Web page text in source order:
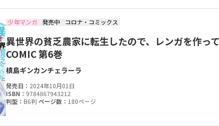
少年マンガ 発売中 コロナ・コミックス
異世界の貧乏農家に転生したので、レンガを作っ
COMIC 第6巻
槙島ギンカンチェラーラ
発売日： 2024年10月01日
ISBN： 9784867943212
判型： B6判 ページ数： 180ページ